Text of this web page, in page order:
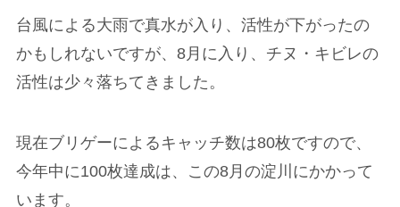
台風による大雨で真水が入り、活性が下がったの
かもしれないですが、8月に入り、チヌ・キビレの
活性は少々落ちてきました。
現在ブリゲーによるキャッチ数は80枚ですので、
今年中に100枚達成は、この8月の淀川にかかって
います。